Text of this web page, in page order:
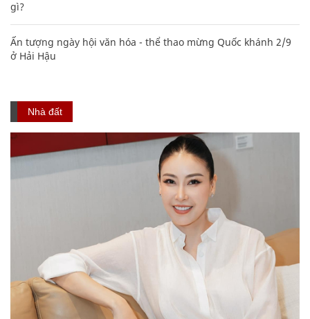
gì?
Ấn tượng ngày hội văn hóa - thể thao mừng Quốc khánh 2/9
ở Hải Hậu
Nhà đất